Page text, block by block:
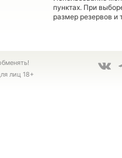
пунктах. При
размер резервов и
лиц 18+